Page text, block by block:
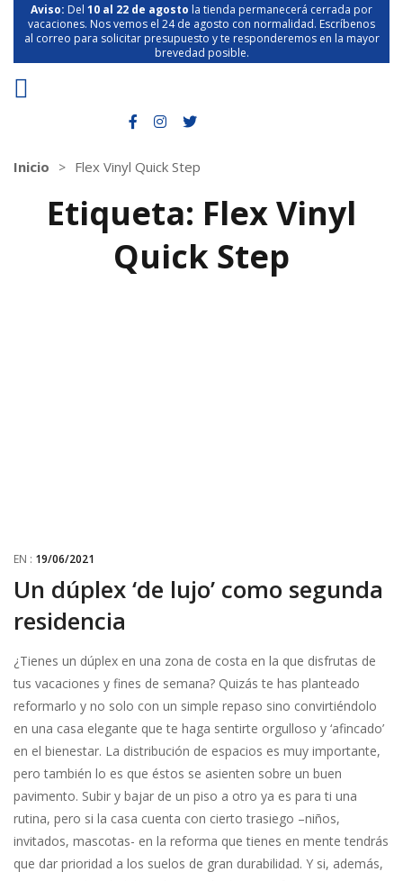
Aviso: Del 10 al 22 de agosto la tienda permanecerá cerrada por
vacaciones. Nos vemos el 24 de agosto con normalidad. Escríbenos
al correo para solicitar presupuesto y te responderemos en la mayor
brevedad posible.
Inicio Flex Vinyl Quick Step
Etiqueta: Flex Vinyl
Quick Step
EN : 19/06/2021
Un dúplex ‘de lujo’ como segunda
residencia
¿Tienes un dúplex en una zona de costa en la que disfrutas de
tus vacaciones y fines de semana? Quizás te has planteado
reformarlo y no solo con un simple repaso sino convirtiéndolo
en una casa elegante que te haga sentirte orgulloso y ‘afincado’
en el bienestar. La distribución de espacios es muy importante,
pero también lo es que éstos se asienten sobre un buen
pavimento. Subir y bajar de un piso a otro ya es para ti una
rutina, pero si la casa cuenta con cierto trasiego –niños,
invitados, mascotas- en la reforma que tienes en mente tendrás
que dar prioridad a los suelos de gran durabilidad. Y si, además,